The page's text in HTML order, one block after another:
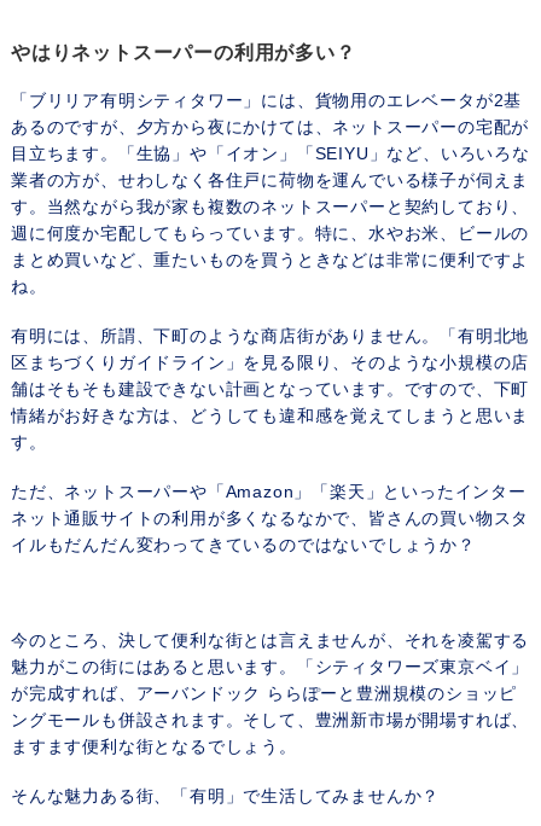
やはりネットスーパーの利用が多い？
「ブリリア有明シティタワー」には、貨物用のエレベータが2基
あるのですが、夕方から夜にかけては、ネットスーパーの宅配が
目立ちます。「生協」や「イオン」「SEIYU」など、いろいろな
業者の方が、せわしなく各住戸に荷物を運んでいる様子が伺えま
す。当然ながら我が家も複数のネットスーパーと契約しており、
週に何度か宅配してもらっています。特に、水やお米、ビールの
まとめ買いなど、重たいものを買うときなどは非常に便利ですよ
ね。
有明には、所謂、下町のような商店街がありません。「有明北地
区まちづくりガイドライン」を見る限り、そのような小規模の店
舗はそもそも建設できない計画となっています。ですので、下町
情緒がお好きな方は、どうしても違和感を覚えてしまうと思いま
す。
ただ、ネットスーパーや「Amazon」「楽天」といったインター
ネット通販サイトの利用が多くなるなかで、皆さんの買い物スタ
イルもだんだん変わってきているのではないでしょうか？
今のところ、決して便利な街とは言えませんが、それを凌駕する
魅力がこの街にはあると思います。「シティタワーズ東京ベイ」
が完成すれば、アーバンドック ららぽーと豊洲規模のショッピ
ングモールも併設されます。そして、豊洲新市場が開場すれば、
ますます便利な街となるでしょう。
そんな魅力ある街、「有明」で生活してみませんか？